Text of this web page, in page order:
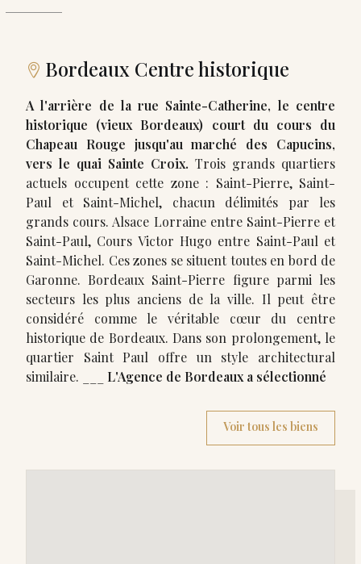
Bordeaux Centre historique
A l'arrière de la rue Sainte-Catherine, le centre
historique (vieux Bordeaux) court du cours du
Chapeau Rouge jusqu'au marché des Capucins,
vers le quai Sainte Croix.
actuels occupent cette zone : Saint-Pierre, Saint-
Paul et Saint-Michel, chacun délimités par les
grands cours. Alsace Lorraine entre Saint-Pierre et
Saint-Paul, Cours Victor Hugo entre Saint-Paul et
Saint-Michel. Ces zones se situent toutes en bord de
Garonne. Bordeaux Saint-Pierre figure parmi les
secteurs les plus anciens de la ville. Il peut être
considéré comme le véritable cœur du centre
historique de Bordeaux. Dans son prolongement, le
quartier Saint Paul offre un style architectural
L'Agence de Bordeaux a sélectionné
Voir tous les biens